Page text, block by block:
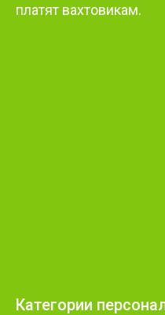
платят вахтовикам.
Категории